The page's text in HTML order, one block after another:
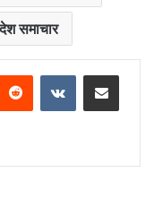
समाचार
Reddit VKontakteShare via Email